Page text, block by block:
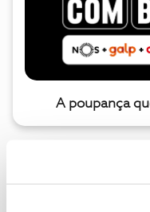
A poupança